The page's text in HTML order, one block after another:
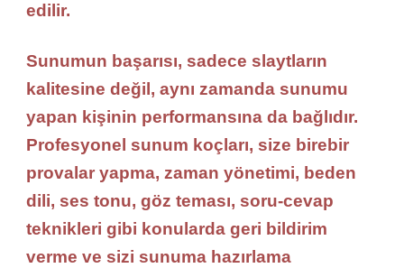
edilir.
Sunumun başarısı, sadece slaytların
kalitesine değil, aynı zamanda sunumu
yapan kişinin performansına da bağlıdır.
Profesyonel sunum koçları, size birebir
provalar yapma, zaman yönetimi, beden
dili, ses tonu, göz teması, soru-cevap
teknikleri gibi konularda geri bildirim
verme ve sizi sunuma hazırlama